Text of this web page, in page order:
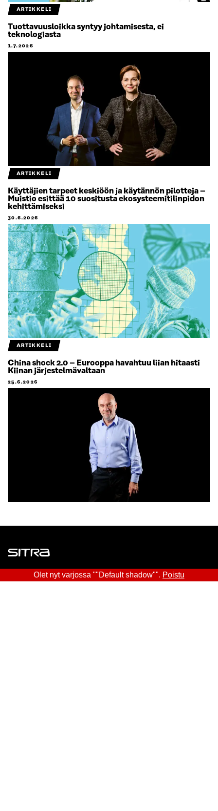
ARTIKKELI
Tuottavuusloikka syntyy johtamisesta, ei
teknologiasta
1.7.2026
ARTIKKELI
Käyttäjien tarpeet keskiöön ja käytännön pilotteja –
Muistio esittää 10 suositusta ekosysteemitilinpidon
kehittämiseksi
30.6.2026
ARTIKKELI
China shock 2.0 – Eurooppa havahtuu liian hitaasti
Kiinan järjestelmävaltaan
25.6.2026
Sitra
Olet nyt varjossa ""Default shadow"". Poistu